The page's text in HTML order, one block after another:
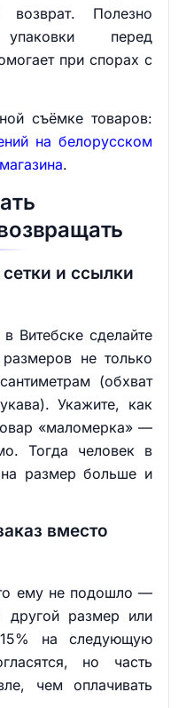
Полезно
перед
при спорах с
съёмке товаров:
на белорусском
.
и ссылки
Витебске сделайте
размеров не только
(обхват
Укажите, как
«маломерка» —
Тогда человек в
на размер больше и
вместо
ему не подошло —
другой размер или
на следующую
но часть
чем оплачивать